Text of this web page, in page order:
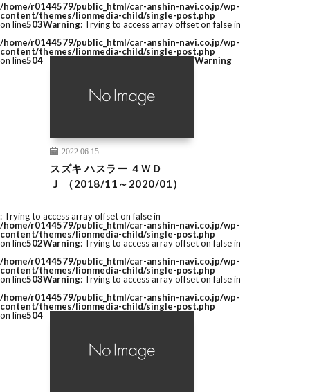
/home/r0144579/public_html/car-anshin-navi.co.jp/wp-
content/themes/lionmedia-child/single-post.php
on line503Warning: Trying to access array offset on false in
/home/r0144579/public_html/car-anshin-navi.co.jp/wp-
content/themes/lionmedia-child/single-post.php
on line504
2022.06.15
スズキ ハスラー ４ＷＤ
Ｊ （2018/11～2020/01）
Warning
: Trying to access array offset on false in
/home/r0144579/public_html/car-anshin-navi.co.jp/wp-
content/themes/lionmedia-child/single-post.php
on line502Warning: Trying to access array offset on false in
/home/r0144579/public_html/car-anshin-navi.co.jp/wp-
content/themes/lionmedia-child/single-post.php
on line503Warning: Trying to access array offset on false in
/home/r0144579/public_html/car-anshin-navi.co.jp/wp-
content/themes/lionmedia-child/single-post.php
on line504